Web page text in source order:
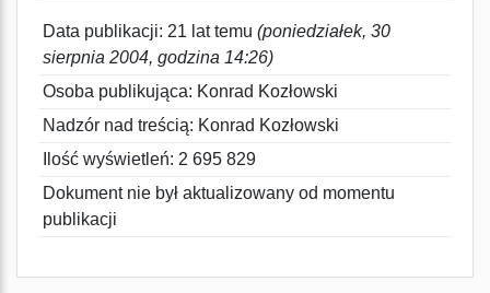
Data publikacji: 21 lat temu (poniedziałek, 30
sierpnia 2004, godzina 14:26)
Osoba publikująca: Konrad Kozłowski
Nadzór nad treścią: Konrad Kozłowski
Ilość wyświetleń: 2 695 829
Dokument nie był aktualizowany od momentu
publikacji